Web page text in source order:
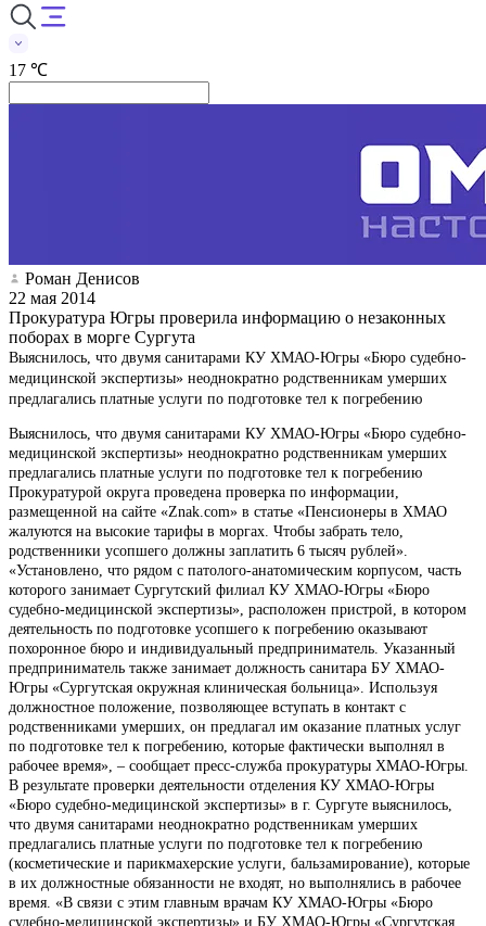
17 ℃
Роман Денисов
22 мая 2014
Прокуратура Югры проверила информацию о незаконных
поборах в морге Сургута
Выяснилось, что двумя санитарами КУ ХМАО-Югры «Бюро судебно-
медицинской экспертизы» неоднократно родственникам умерших
предлагались платные услуги по подготовке тел к погребению
Выяснилось, что двумя санитарами КУ ХМАО-Югры «Бюро судебно-
медицинской экспертизы» неоднократно родственникам умерших
предлагались платные услуги по подготовке тел к погребению
Прокуратурой округа проведена проверка по информации,
размещенной на сайте «Znak.com» в статье «Пенсионеры в ХМАО
жалуются на высокие тарифы в моргах. Чтобы забрать тело,
родственники усопшего должны заплатить 6 тысяч рублей».
«Установлено, что рядом с патолого-анатомическим корпусом, часть
которого занимает Сургутский филиал КУ ХМАО-Югры «Бюро
судебно-медицинской экспертизы», расположен пристрой, в котором
деятельность по подготовке усопшего к погребению оказывают
похоронное бюро и индивидуальный предприниматель. Указанный
предприниматель также занимает должность санитара БУ ХМАО-
Югры «Сургутская окружная клиническая больница». Используя
должностное положение, позволяющее вступать в контакт с
родственниками умерших, он предлагал им оказание платных услуг
по подготовке тел к погребению, которые фактически выполнял в
рабочее время», – сообщает пресс-служба прокуратуры ХМАО-Югры.
В результате проверки деятельности отделения КУ ХМАО-Югры
«Бюро судебно-медицинской экспертизы» в г. Сургуте выяснилось,
что двумя санитарами неоднократно родственникам умерших
предлагались платные услуги по подготовке тел к погребению
(косметические и парикмахерские услуги, бальзамирование), которые
в их должностные обязанности не входят, но выполнялись в рабочее
время. «В связи с этим главным врачам КУ ХМАО-Югры «Бюро
судебно-медицинской экспертизы» и БУ ХМАО-Югры «Сургутская